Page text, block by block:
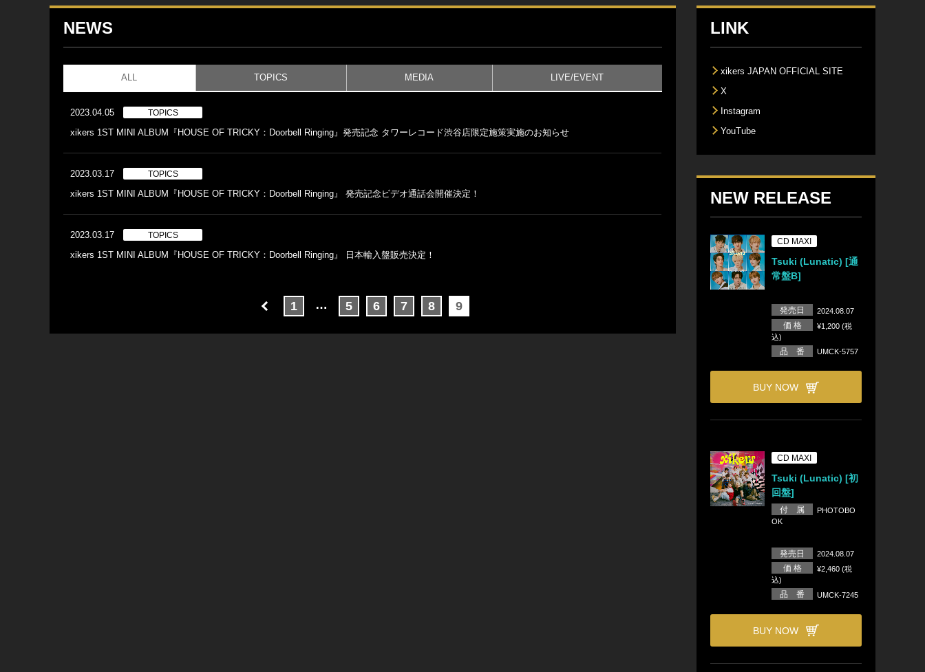
NEWS
ALL TOPICS MEDIA LIVE/EVENT
2023.04.05 TOPICS
xikers 1ST MINI ALBUM『HOUSE OF TRICKY：Doorbell Ringing』発売記念 タワーレコード渋谷店限定施策実施のお知らせ
2023.03.17 TOPICS
xikers 1ST MINI ALBUM『HOUSE OF TRICKY：Doorbell Ringing』 発売記念ビデオ通話会開催決定！
2023.03.17 TOPICS
xikers 1ST MINI ALBUM『HOUSE OF TRICKY：Doorbell Ringing』 日本輸入盤販売決定！
1 … 5 6 7 8 9
LINK
xikers JAPAN OFFICIAL SITE
X
Instagram
YouTube
NEW RELEASE
CD MAXI
Tsuki (Lunatic) [通
常盤B]
発売日 2024.08.07
価 格
¥1,200 (税
込)
品 番 UMCK-5757
BUY NOW
CD MAXI
Tsuki (Lunatic) [初
回盤]
付 属
PHOTOBO
OK
発売日 2024.08.07
価 格
¥2,460 (税
込)
品 番 UMCK-7245
BUY NOW